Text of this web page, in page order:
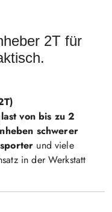
2T für
von bis zu 2
schwerer
und viele
in der Werkstatt